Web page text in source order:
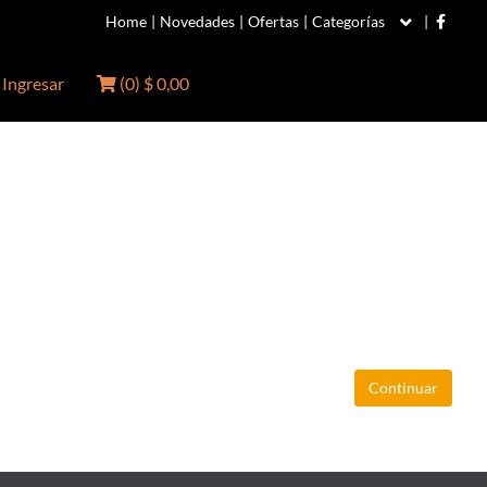
Home | Novedades | Ofertas | Categorías |
Ingresar (0) $ 0,00
Continuar